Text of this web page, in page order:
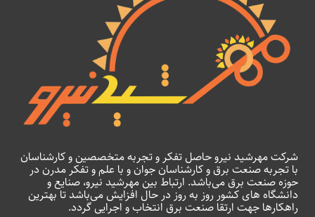
شرکت مهرشید نیرو حاصل تفکر و تجربه متخصصین و کارشناسان
با تجربه صنعت برق و کارشناسان جوان و با علم و تفکر مدرن در
حوزه صنعت برق می‌باشد. ارتباط بین مهرشید نیرو، صنایع و
دانشگاه های کشور روز به روز در حال افزایش می‌باشد تا بهترین
راهکارها جهت ارتقا صنعت برق انتخاب و اجرایی گردد.